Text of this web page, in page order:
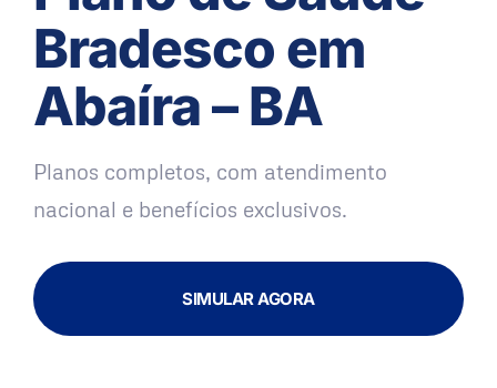
Bradesco em
Abaíra – BA
Planos completos, com atendimento
nacional e benefícios exclusivos.
SIMULAR AGORA